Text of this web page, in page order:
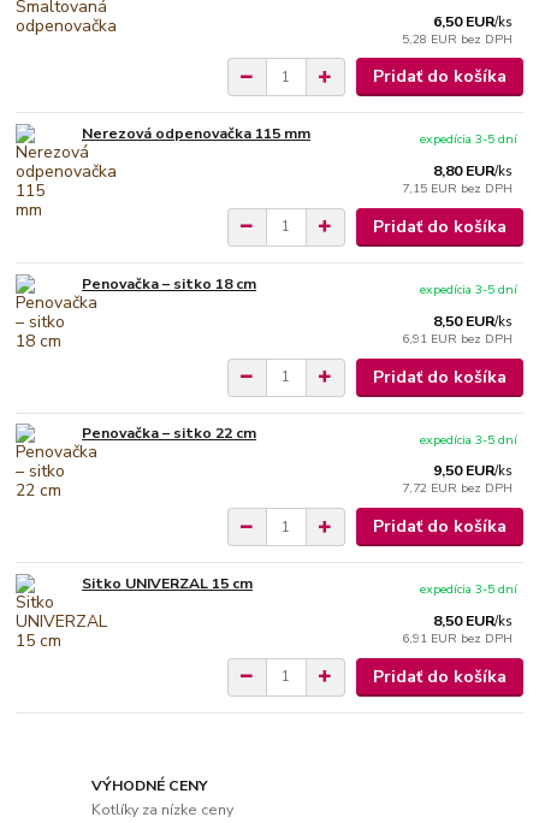
6,50 EUR/ks
5,28 EUR bez DPH
Pridať do košíka
Nerezová odpenovačka 115 mm
8,80 EUR/ks
7,15 EUR bez DPH
expedícia 3-5 dní
Pridať do košíka
Penovačka – sitko 18 cm
8,50 EUR/ks
6,91 EUR bez DPH
expedícia 3-5 dní
Pridať do košíka
Penovačka – sitko 22 cm
9,50 EUR/ks
7,72 EUR bez DPH
expedícia 3-5 dní
Pridať do košíka
Sitko UNIVERZAL 15 cm
8,50 EUR/ks
6,91 EUR bez DPH
expedícia 3-5 dní
Pridať do košíka
VÝHODNÉ CENY
Kotlíky za nízke ceny